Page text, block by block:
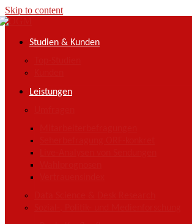
Skip to content
Studien & Kunden
Leistungen